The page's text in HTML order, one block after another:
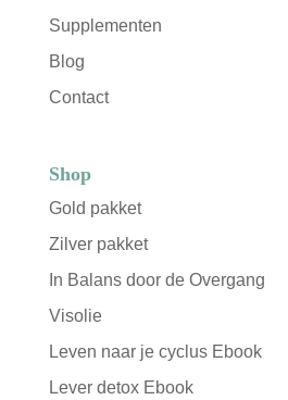
Supplementen
Blog
Contact
Shop
Gold pakket
Zilver pakket
In Balans door de Overgang
Visolie
Leven naar je cyclus Ebook
Lever detox Ebook